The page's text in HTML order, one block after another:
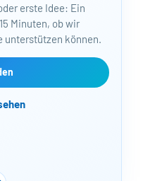
erste Idee: Ein
Minuten, ob wir
unterstützen können.